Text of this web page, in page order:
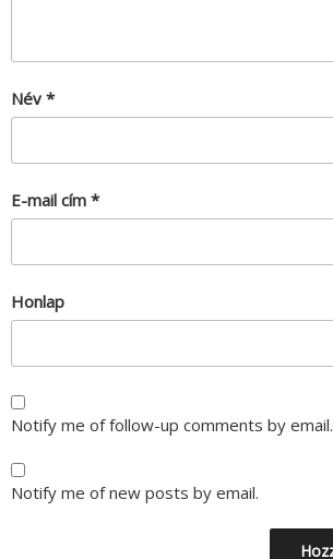
Név *
E-mail cím *
Honlap
Notify me of follow-up comments by email.
Notify me of new posts by email.